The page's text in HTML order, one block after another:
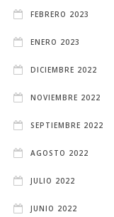
FEBRERO 2023
ENERO 2023
DICIEMBRE 2022
NOVIEMBRE 2022
SEPTIEMBRE 2022
AGOSTO 2022
JULIO 2022
JUNIO 2022